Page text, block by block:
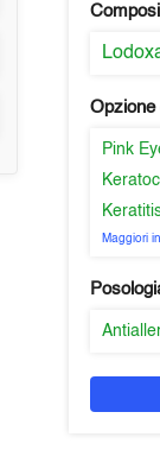
Opzione
Pink
Maggiori